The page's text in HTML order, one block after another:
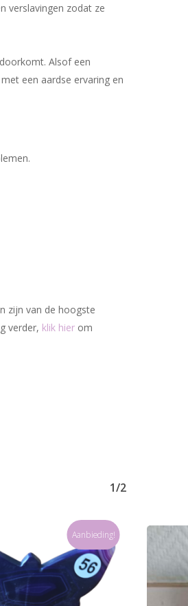
verslavingen zodat ze
Alsof een
een aardse ervaring en
zijn van de hoogste
verder, klik hier om
1/2
Aanbieding!